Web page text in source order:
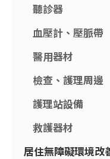
聽診器
血壓計、壓脈帶
醫用器材
檢查、護理周邊
護理站設備
救護器材
居住無障礙環境改